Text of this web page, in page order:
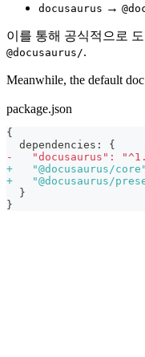
docusaurus →
이를 통해 공식적으로 도
@docusaurus/.
Meanwhile, the default
package.json
{
dependencies: {
-
"docusaurus":
+
"@docusaurus/
+
"@docusaurus/
}
}